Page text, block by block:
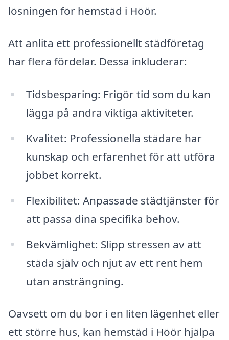
lösningen för hemstäd i Höör.
Att anlita ett professionellt städföretag
har flera fördelar. Dessa inkluderar:
Tidsbesparing: Frigör tid som du kan
lägga på andra viktiga aktiviteter.
Kvalitet: Professionella städare har
kunskap och erfarenhet för att utföra
jobbet korrekt.
Flexibilitet: Anpassade städtjänster för
att passa dina specifika behov.
Bekvämlighet: Slipp stressen av att
städa själv och njut av ett rent hem
utan ansträngning.
Oavsett om du bor i en liten lägenhet eller
ett större hus, kan hemstäd i Höör hjälpa